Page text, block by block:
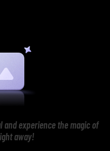
and experience the magic of
away!